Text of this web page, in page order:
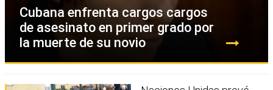
Cubana enfrenta cargos cargos
de asesinato en primer grado por
la muerte de su novio